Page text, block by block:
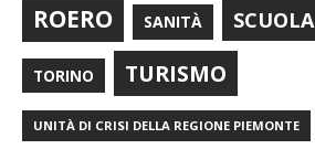
ROERO SANITÀ SCUOLA
TORINO TURISMO
UNITÀ DI CRISI DELLA REGIONE PIEMONTE